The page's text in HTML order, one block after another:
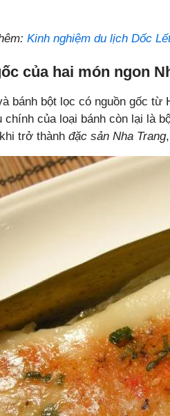
Kinh nghiệm du lịch Dốc
của hai món ngon
bánh bột lọc có nguồn gốc
chính của loại bánh còn lại là
trở thành đặc sản Nha Trang